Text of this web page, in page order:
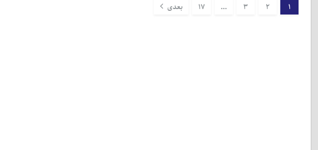
1
2
3
…
17 بعدی